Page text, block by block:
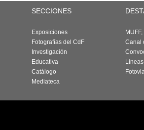
SECCIONES
Exposiciones
Fotografías del CdF
Investigación
Educativa
Catálogo
Mediateca
Canal